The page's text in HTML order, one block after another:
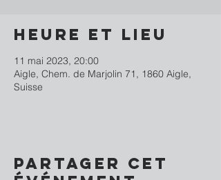
Heure et lieu
11 mai 2023, 20:00
Aigle, Chem. de Marjolin 71, 1860 Aigle,
Suisse
Partager cet